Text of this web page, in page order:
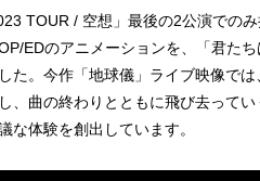
TOUR / 空想」最後の2公演での
EDのアニメーションを、「君た
た。今作「地球儀」ライブ映像で
、曲の終わりとともに飛び去って
な体験を創出しています。